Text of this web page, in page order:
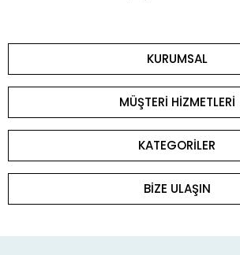
KURUMSAL
MÜŞTERİ HİZMETLERİ
KATEGORİLER
BİZE ULAŞIN